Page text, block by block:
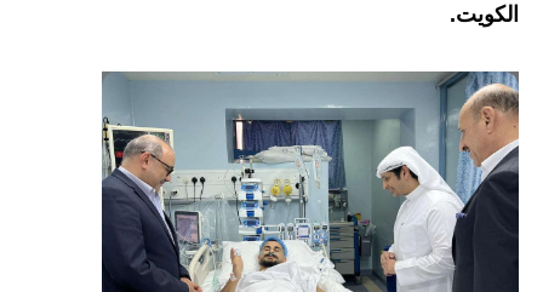
نتائج الامتحانات
المرحلة الابتدائية
المرحلة المتوسطة
الكويت.